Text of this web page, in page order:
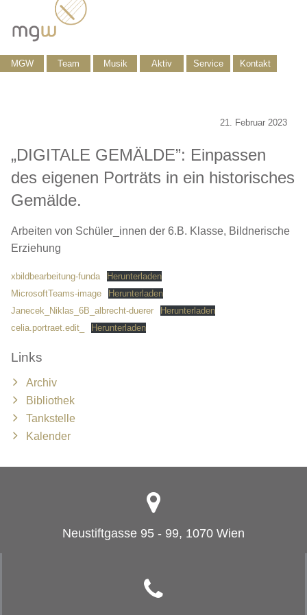
MGW Team Musik Aktiv Service Kontakt
21. Februar 2023
„DIGITALE GEMÄLDE”: Einpassen
des eigenen Porträts in ein historisches
Gemälde.
Arbeiten von Schüler_innen der 6.B. Klasse, Bildnerische
Erziehung
xbildbearbeitung-funda
Herunterladen
MicrosoftTeams-image
Herunterladen
Janecek_Niklas_6B_albrecht-duerer
Herunterladen
celia.portraet.edit_
Herunterladen
Links
Archiv
Bibliothek
Tankstelle
Kalender
Neustiftgasse 95 - 99, 1070 Wien